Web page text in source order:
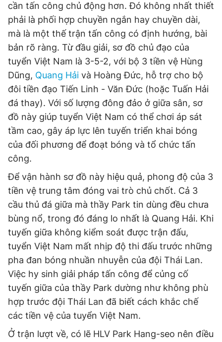
cần tấn công chủ động hơn. Đó không nhất thiết
phải là phối hợp chuyền ngắn hay chuyền dài,
mà là một thế trận tấn công có định hướng, bài
bản rõ ràng. Từ đầu giải, sơ đồ chủ đạo của
tuyển Việt Nam là 3-5-2, với bộ 3 tiền vệ Hùng
Dũng, Quang Hải và Hoàng Đức, hỗ trợ cho bộ
đôi tiền đạo Tiến Linh - Văn Đức (hoặc Tuấn Hải
đá thay). Với số lượng đông đảo ở giữa sân, sơ
đồ này giúp tuyển Việt Nam có thể chơi áp sát
tầm cao, gây áp lực lên tuyến triển khai bóng
của đối phương để đoạt bóng và tổ chức tấn
công.
Để vận hành sơ đồ này hiệu quả, phong độ của 3
tiền vệ trung tâm đóng vai trò chủ chốt. Cả 3
cầu thủ đá giữa mà thầy Park tin dùng đều chưa
bùng nổ, trong đó đáng lo nhất là Quang Hải. Khi
tuyến giữa không kiểm soát được trận đấu,
tuyển Việt Nam mất nhịp độ thi đấu trước những
pha đan bóng nhuần nhuyễn của đội Thái Lan.
Việc hy sinh giải pháp tấn công để củng cố
tuyến giữa của thầy Park dường như không phù
hợp trước đội Thái Lan đã biết cách khắc chế
các tiền vệ của tuyển Việt Nam.
Ở trận lượt về, có lẽ HLV Park Hang-seo nên điều